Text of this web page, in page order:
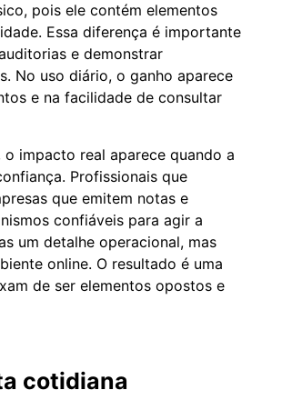
pois ele contém elementos
Essa diferença é importante
e demonstrar
No uso diário, o ganho aparece
e na facilidade de consultar
impacto real aparece quando a
Profissionais que
que emitem notas e
confiáveis para agir a
um detalhe operacional, mas
online. O resultado é uma
de ser elementos opostos e
cotidiana